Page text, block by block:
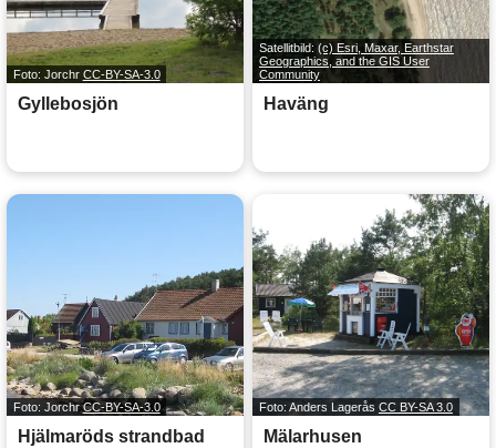
Foto: Jorchr CC-BY-SA-3.0
Gyllebosjön
Satellitbild: (c) Esri, Maxar, Earthstar
Geographics, and the GIS User
Community
Haväng
Foto: JorchrCC-BY-SA-3.0
Hjälmaröds strandbad
Foto: Anders Lagerås CC BY-SA 3.0
Mälarhusen